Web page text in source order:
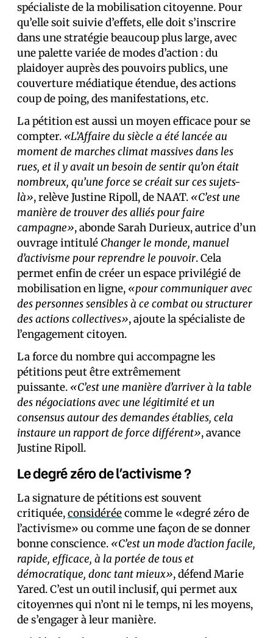
spécialiste de la mobilisation citoyenne. Pour
qu’elle soit suivie d’effets, elle doit s’inscrire
dans une stratégie beaucoup plus large, avec
une palette variée de modes d’action : du
plaidoyer auprès des pouvoirs publics, une
couverture médiatique étendue, des actions
coup de poing, des manifestations, etc.
La pétition est aussi un moyen efficace pour se
compter. «L’Affaire du siècle a été lancée au
moment de marches climat massives dans les
rues, et il y avait un besoin de sentir qu’on était
nombreux, qu’une force se créait sur ces sujets-
là», relève Justine Ripoll, de NAAT. «C’est une
manière de trouver des alliés pour faire
campagne», abonde Sarah Durieux, autrice d’un
ouvrage intitulé Changer le monde, manuel
d’activisme pour reprendre le pouvoir. Cela
permet enfin de créer un espace privilégié de
mobilisation en ligne, «pour communiquer avec
des personnes sensibles à ce combat ou structurer
des actions collectives», ajoute la spécialiste de
l’engagement citoyen.
La force du nombre qui accompagne les
pétitions peut être extrêmement
puissante. «C’est une manière d’arriver à la table
des négociations avec une légitimité et un
consensus autour des demandes établies, cela
instaure un rapport de force différent», avance
Justine Ripoll.
Le degré zéro de l’activisme ?
La signature de pétitions est souvent
critiquée,considéréecomme le «degré zéro de
l’activisme» ou comme une façon de se donner
bonne conscience. «C’est un mode d’action facile,
rapide, efficace, à la portée de tous et
démocratique, donc tant mieux», défend Marie
Yared. C’est un outil inclusif, qui permet aux
citoyen·nes qui n’ont ni le temps, ni les moyens,
de s’engager à leur manière.